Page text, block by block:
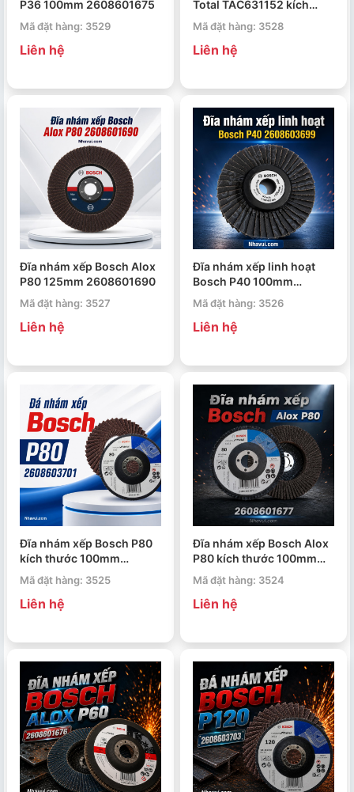
P36 100mm 2608601675
Mã đặt hàng: 3529
Liên hệ
Total TAC631152 kích
thước 115x22mm
Mã đặt hàng: 3528
Liên hệ
Đĩa nhám xếp Bosch Alox
P80 125mm 2608601690
Mã đặt hàng: 3527
Liên hệ
Đĩa nhám xếp linh hoạt
Bosch P40 100mm
2608603699
Mã đặt hàng: 3526
Liên hệ
Đĩa nhám xếp Bosch P80
kích thước 100mm
2608603701
Mã đặt hàng: 3525
Liên hệ
Đĩa nhám xếp Bosch Alox
P80 kích thước 100mm
2608601677
Mã đặt hàng: 3524
Liên hệ